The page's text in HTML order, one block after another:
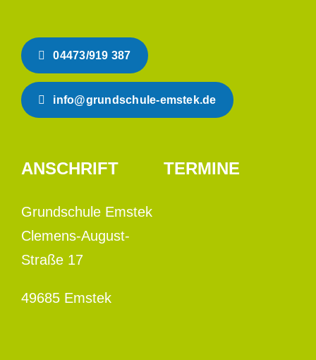
04473/919 387
info@grundschule-emstek.de
ANSCHRIFT
Grundschule Emstek
Clemens-August-
Straße 17
49685 Emstek
TERMINE